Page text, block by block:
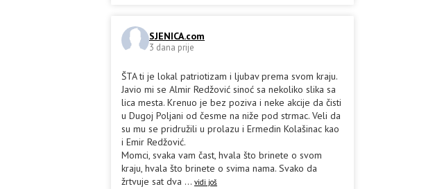
SJENICA.com
3 dana prije
ŠTA ti je lokal patriotizam i ljubav prema svom kraju.
Javio mi se Almir Redžović sinoć sa nekoliko slika sa
lica mesta. Krenuo je bez poziva i neke akcije da čisti
u Dugoj Poljani od česme na niže pod strmac. Veli da
su mu se pridružili u prolazu i Ermedin Kolašinac kao
i Emir Redžović.
Momci, svaka vam čast, hvala što brinete o svom
kraju, hvala što brinete o svima nama. Svako da
žrtvuje sat dva ... vidi još